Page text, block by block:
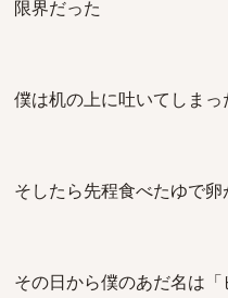
限界だった
僕は机の上に吐いてしまっ
そしたら先程食べたゆで
その日から僕のあだ名は